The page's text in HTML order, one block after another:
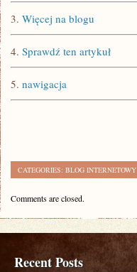
3. Więcej na blogu
4. Sprawdź ten artykuł
5. nawigacja
CATEGORIES: BLOG INTERNETOWY
Comments are closed.
Recent Posts